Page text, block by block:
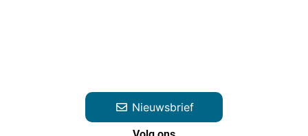
Nieuwsbrief